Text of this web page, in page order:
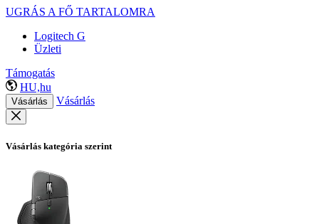
UGRÁS A FŐ TARTALOMRA
Logitech G
Üzleti
Támogatás
HU,hu
Vásárlás Vásárlás
Vásárlás kategória szerint